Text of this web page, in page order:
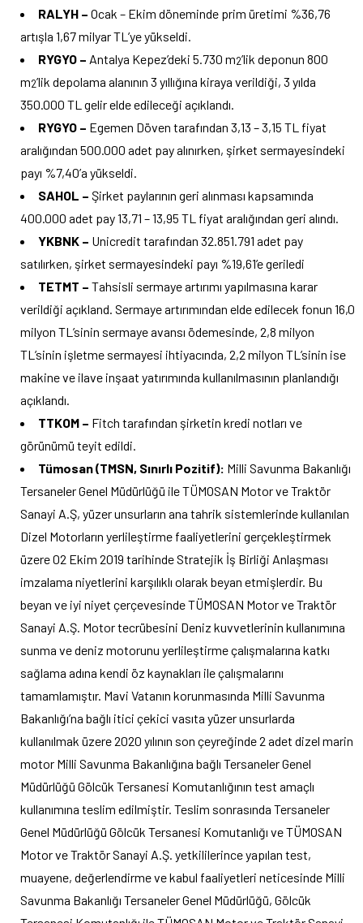
RALYH – Ocak – Ekim döneminde prim üretimi %36,76
artışla 1,67 milyar TL’ye yükseldi.
RYGYO – Antalya Kepez’deki 5.730 m2’lik deponun 800
m2’lik depolama alanının 3 yıllığına kiraya verildiği, 3 yılda
350.000 TL gelir elde edileceği açıklandı.
RYGYO – Egemen Döven tarafından 3,13 – 3,15 TL fiyat
aralığından 500.000 adet pay alınırken, şirket sermayesindeki
payı %7,40’a yükseldi.
SAHOL – Şirket paylarının geri alınması kapsamında
400.000 adet pay 13,71 – 13,95 TL fiyat aralığından geri alındı.
YKBNK – Unicredit tarafından 32.851.791 adet pay
satılırken, şirket sermayesindeki payı %19,61’e geriledi
TETMT – Tahsisli sermaye artırımı yapılmasına karar
verildiği açıkland. Sermaye artırımından elde edilecek fonun 16,0
milyon TL’sinin sermaye avansı ödemesinde, 2,8 milyon
TL’sinin işletme sermayesi ihtiyacında, 2,2 milyon TL’sinin ise
makine ve ilave inşaat yatırımında kullanılmasının planlandığı
açıklandı.
TTKOM – Fitch tarafından şirketin kredi notları ve
görünümü teyit edildi.
Tümosan (TMSN, Sınırlı Pozitif): Milli Savunma Bakanlığı
Tersaneler Genel Müdürlüğü ile TÜMOSAN Motor ve Traktör
Sanayi A.Ş, yüzer unsurların ana tahrik sistemlerinde kullanılan
Dizel Motorların yerlileştirme faaliyetlerini gerçekleştirmek
üzere 02 Ekim 2019 tarihinde Stratejik İş Birliği Anlaşması
imzalama niyetlerini karşılıklı olarak beyan etmişlerdir. Bu
beyan ve iyi niyet çerçevesinde TÜMOSAN Motor ve Traktör
Sanayi A.Ş. Motor tecrübesini Deniz kuvvetlerinin kullanımına
sunma ve deniz motorunu yerlileştirme çalışmalarına katkı
sağlama adına kendi öz kaynakları ile çalışmalarını
tamamlamıştır. Mavi Vatanın korunmasında Milli Savunma
Bakanlığı’na bağlı itici çekici vasıta yüzer unsurlarda
kullanılmak üzere 2020 yılının son çeyreğinde 2 adet dizel marin
motor Milli Savunma Bakanlığına bağlı Tersaneler Genel
Müdürlüğü Gölcük Tersanesi Komutanlığının test amaçlı
kullanımına teslim edilmiştir. Teslim sonrasında Tersaneler
Genel Müdürlüğü Gölcük Tersanesi Komutanlığı ve TÜMOSAN
Motor ve Traktör Sanayi A.Ş. yetkililerince yapılan test,
muayene, değerlendirme ve kabul faaliyetleri neticesinde Milli
Savunma Bakanlığı Tersaneler Genel Müdürlüğü, Gölcük